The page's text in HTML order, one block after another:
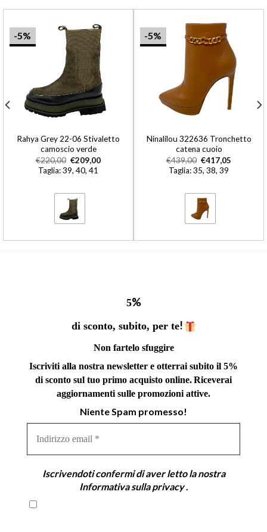
-5%
Rahya Grey 22-06 Stivaletto
camoscio verde
€220,00 €209,00
Taglia: 39, 40, 41
-5%
Ninalilou 322636 Tronchetto
catena cuoio
€439,00 €417,05
Taglia: 35, 38, 39
5%
di sconto, subito, per te!
Non fartelo sfuggire
Iscriviti alla nostra newsletter e otterrai subito il 5%
di sconto sul tuo primo acquisto online.Riceverai
aggiornamenti sulle promozioni attive.
Niente Spam promesso!
email
Iscrivendoti confermi di aver letto la nostra
Informativa sulla privacy.